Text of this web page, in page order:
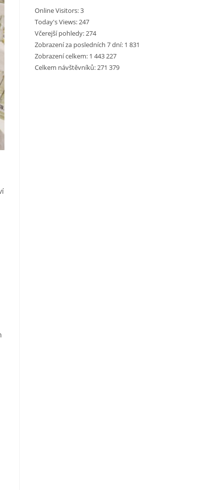
Online Visitors:3
Today's Views:247
Včerejší pohledy:274
Zobrazení za posledních 7 dní: 1 831
Zobrazení celkem: 1 443 227
Celkem návštěvníků:271 379